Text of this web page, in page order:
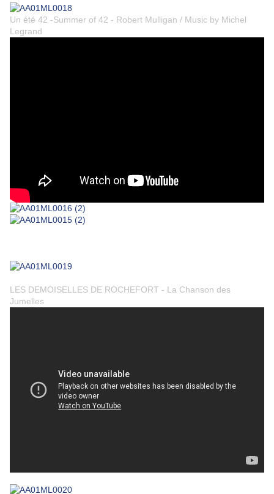
Un été 42 -Summer of 42 - Robert Mulligan / Music by Michel
Legrand
LES DEMOISELLES DE ROCHEFORT - La Chanson des
Jumelles